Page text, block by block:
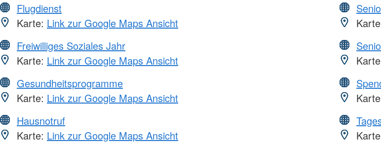
Flugdienst
Karte: Link zur Google Maps Ansicht
Freiwilliges Soziales Jahr
Karte: Link zur Google Maps Ansicht
Gesundheitsprogramme
Karte: Link zur Google Maps Ansicht
Hausnotruf
Karte: Link zur Google Maps Ansicht